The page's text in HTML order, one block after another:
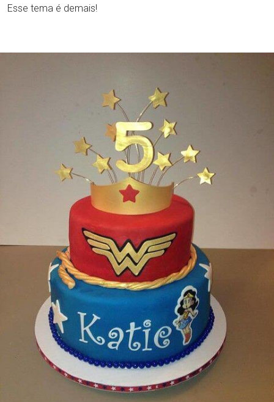
Esse tema é demais!